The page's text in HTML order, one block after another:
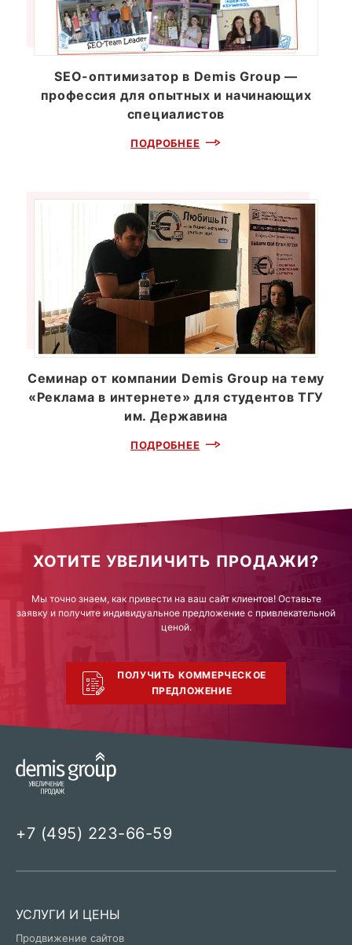
SEO-оптимизатор в Demis Group —
профессия для опытных и начинающих
специалистов
ПОДРОБНЕЕ
Семинар от компании Demis Group на тему
«Реклама в интернете» для студентов ТГУ
им. Державина
ПОДРОБНЕЕ
ХОТИТЕ УВЕЛИЧИТЬ ПРОДАЖИ?
Мы точно знаем, как привести на ваш сайт клиентов! Оставьте
заявку и получите индивидуальное предложение с привлекательной
ценой.
ПОЛУЧИТЬ КОММЕРЧЕСКОЕ
ПРЕДЛОЖЕНИЕ
+7 (495) 223-66-59
УСЛУГИ И ЦЕНЫ
Продвижение сайтов